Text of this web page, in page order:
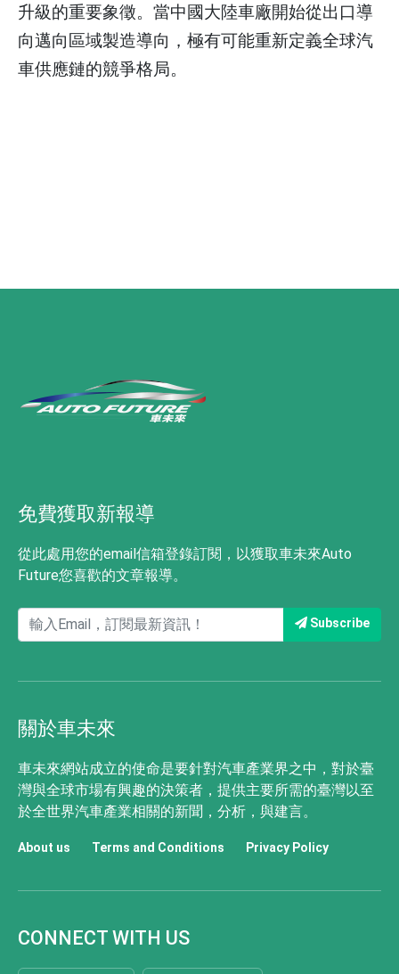
升級的重要象徵。當中國大陸車廠開始從出口導
向邁向區域製造導向，極有可能重新定義全球汽
車供應鏈的競爭格局。
免費獲取新報導
從此處用您的email信箱登錄訂閱，以獲取車未來Auto
Future您喜歡的文章報導。
Subscribe
關於車未來
車未來網站成立的使命是要針對汽車產業界之中，對於臺
灣與全球市場有興趣的決策者，提供主要所需的臺灣以至
於全世界汽車產業相關的新聞，分析，與建言。
About us Terms and Conditions Privacy Policy
CONNECT WITH US